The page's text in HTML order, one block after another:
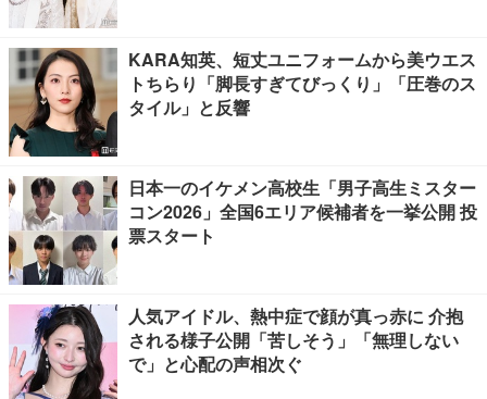
KARA知英、短丈ユニフォームから美ウエス
トちらり「脚長すぎてびっくり」「圧巻のス
タイル」と反響
日本一のイケメン高校生「男子高生ミスター
コン2026」全国6エリア候補者を一挙公開 投
票スタート
人気アイドル、熱中症で顔が真っ赤に 介抱
される様子公開「苦しそう」「無理しない
で」と心配の声相次ぐ